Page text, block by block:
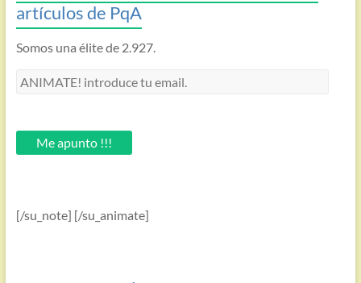
artículos de PqA
Somos una élite de 2.927.
ANIMATE!
email.Me apunto !!!
[/su_note] [/su_animate]